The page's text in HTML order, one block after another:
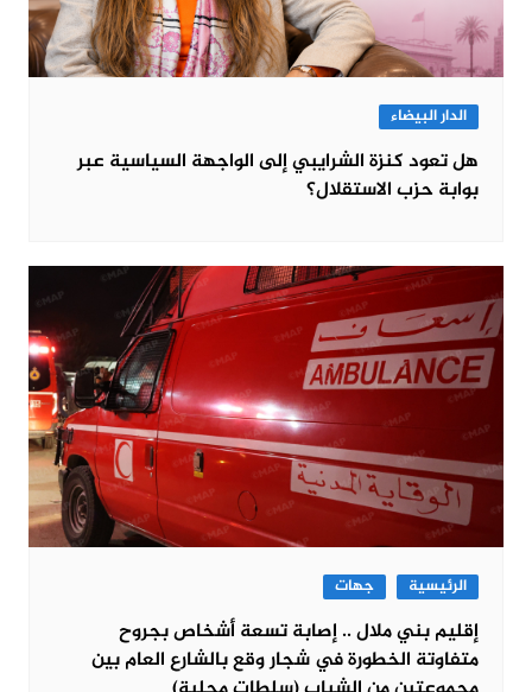
الدار البيضاء
هل تعود كنزة الشرايبي إلى الواجهة السياسية عبر
بوابة حزب الاستقلال؟
الرئيسية جهات
إقليم بني ملال .. إصابة تسعة أشخاص بجروح
متفاوتة الخطورة في شجار وقع بالشارع العام بين